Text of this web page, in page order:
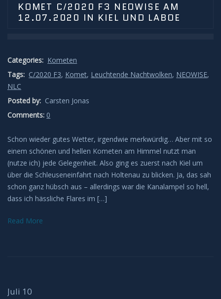
Grüner Blitz
Leuchtende Nachtwolken
Meeresleuchten
Mondhalos
Oppositionseffekt
Polarlicht
Regenbögen
KOMET C/2020 F3 NEOWISE AM
12.07.2020 IN KIEL UND LABOE
Categories: Kometen
Tags: C/2020 F3, Komet, Leuchtende Nachtwolken, NEOWISE,
NLC
Posted by: Carsten Jonas
Comments: 0
Schon wieder gutes Wetter, irgendwie merkwürdig… Aber mit so
einem schönen und hellen Kometen am Himmel nutzt man
(nutze ich) jede Gelegenheit. Also ging es zuerst nach Kiel um
über die Schleuseneinfahrt nach Holtenau zu blicken. Ja, das sah
schon ganz hübsch aus – allerdings war die Kanalampel so hell,
dass ich hässliche Flares im […]
Read More
Juli 10